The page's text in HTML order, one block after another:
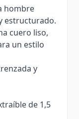
hombre
estructurado.
cuero liso,
un estilo
y
de 1,5